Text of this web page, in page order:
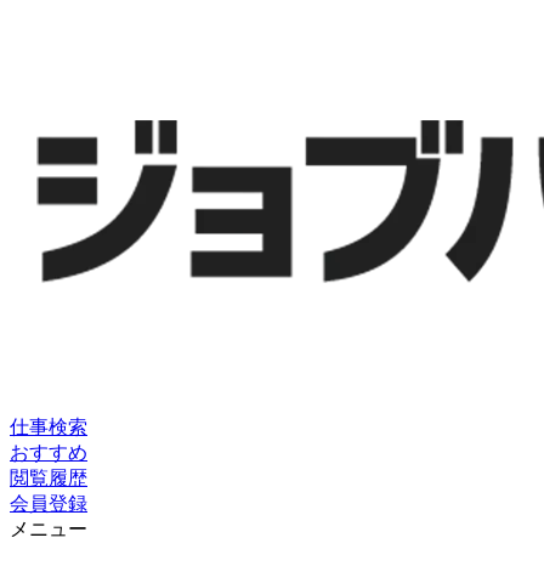
仕事検索
おすすめ
閲覧履歴
会員登録
メニュー